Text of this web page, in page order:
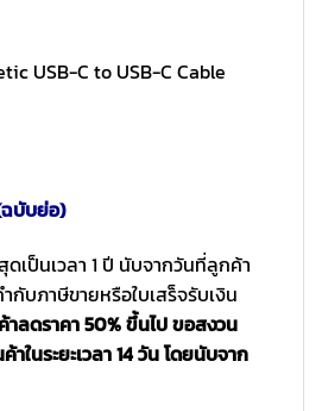
USB-C to USB-C Cable
บับย่อ)
เป็นเวลา 1 ปี นับจากวันที่ลูกค้า
กับภาษีขายหรือใบเสร็จรับเงิน
ลดราคา 50% ขึ้นไป ขอสงวน
ในระยะเวลา 14 วัน โดยนับจาก